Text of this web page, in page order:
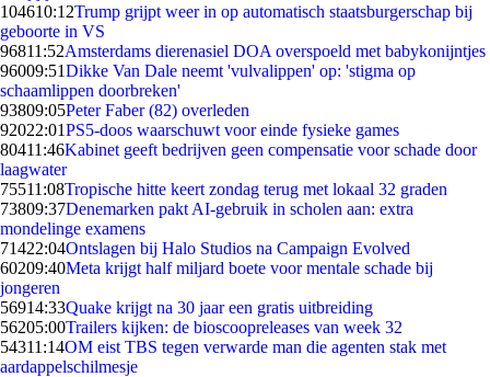
104610:12Trump grijpt weer in op automatisch staatsburgerschap bij
geboorte in VS
96811:52Amsterdams dierenasiel DOA overspoeld met babykonijntjes
96009:51Dikke Van Dale neemt 'vulvalippen' op: 'stigma op
schaamlippen doorbreken'
93809:05Peter Faber (82) overleden
92022:01PS5-doos waarschuwt voor einde fysieke games
80411:46Kabinet geeft bedrijven geen compensatie voor schade door
laagwater
75511:08Tropische hitte keert zondag terug met lokaal 32 graden
73809:37Denemarken pakt AI-gebruik in scholen aan: extra
mondelinge examens
71422:04Ontslagen bij Halo Studios na Campaign Evolved
60209:40Meta krijgt half miljard boete voor mentale schade bij
jongeren
56914:33Quake krijgt na 30 jaar een gratis uitbreiding
56205:00Trailers kijken: de bioscoopreleases van week 32
54311:14OM eist TBS tegen verwarde man die agenten stak met
aardappelschilmesje